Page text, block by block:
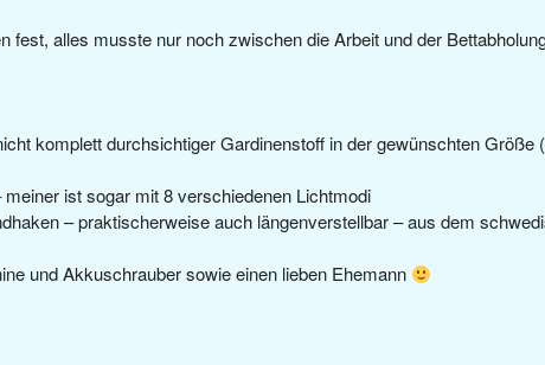
fest, alles musste nur noch zwischen die Arbeit und der
komplett durchsichtiger Gardinenstoff in der gewünschten Größe
ist sogar mit 8 verschiedenen Lichtmodi
– praktischerweise auch längenverstellbar – aus dem
und Akkuschrauber sowie einen lieben Ehemann